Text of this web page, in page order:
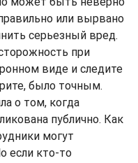
или вырвано
серьезный вред.
при
виде и следите
было точным.
о том, когда
публично. Как
могут
если кто-то